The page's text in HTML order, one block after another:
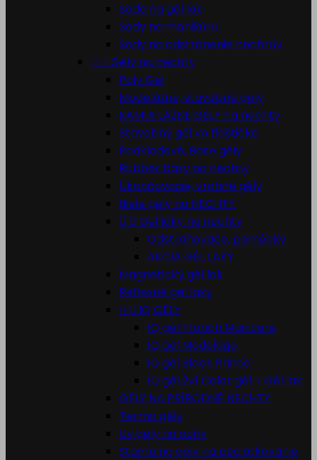
Sada na gél lak
Sady na manikúru
Sady na odstránenie nechtov
  Gély na nechty
Poly Gél
Modelážne, stavebné gély
KAMUFLÁŽNE GÉLY na nechty
Stavebný gél vo flaštičke
Podkladové, Base gély
Rubber bázy na nechty
Ukončovacie, vrchné gély
Biele gely na NECHTY
  Gel laky na nechty
Odstraňovače, pomôcky
AKCIA GÉL LAKY
Magnetický gél lak
Reflexné gél laky
  IQ GÉLY
IQ gél Franch Manicure
IQ gél Modelage
IQ gél Black Prince
IQ gél 2v1 Color gél + Gél lak
GÉLY NA PRÍRODNÉ NECHTY
Termo gély
Uv gely na nohy
Stamping gely na pečiatkovanie